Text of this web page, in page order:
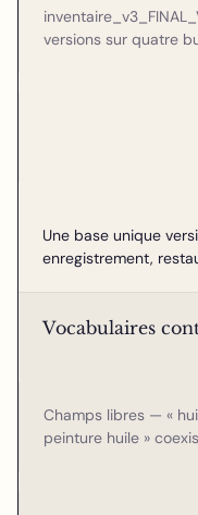
versions sur quatre
Une base unique
enregistrement,
Vocabulaires
Champs libres — «
peinture huile »